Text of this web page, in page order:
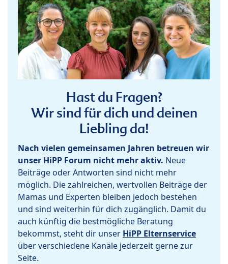
Hast du Fragen?
Wir sind für dich und deinen
Liebling da!
Nach vielen gemeinsamen Jahren betreuen wir
unser HiPP Forum nicht mehr aktiv. Neue
Beiträge oder Antworten sind nicht mehr
möglich. Die zahlreichen, wertvollen Beiträge der
Mamas und Experten bleiben jedoch bestehen
und sind weiterhin für dich zugänglich. Damit du
auch künftig die bestmögliche Beratung
bekommst, steht dir unser HiPP Elternservice
über verschiedene Kanäle jederzeit gerne zur
Seite.